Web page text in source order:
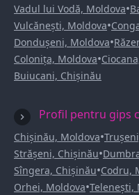
Vadul lui Vodă, Moldova•
Vulcănești, Moldova•
Dondușeni, Moldova•
Colonița, Moldova•
Buiucani, Chișinău
Profil pentru gips
Chișinău, Moldova•
Strășeni, Chișinău•
Sîngera, Chișinău•Codru,
Orhei, Moldova•Telenești,